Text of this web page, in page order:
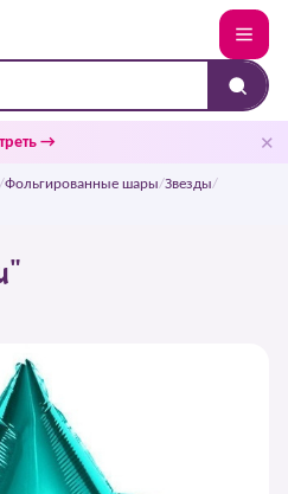
→ ✕
/Фольгированные шары/Звезды/